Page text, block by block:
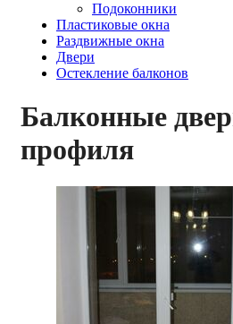
Подоконники
Пластиковые окна
Раздвижные окна
Двери
Остекление балконов
Балконные
профиля